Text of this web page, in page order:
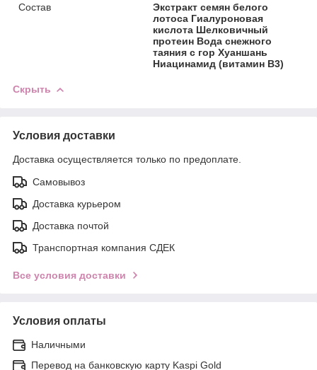
Состав
Экстракт семян белого
лотоса Гиалуроновая
кислота Шелковичный
протеин Вода снежного
таяния с гор Хуаншань
Ниацинамид (витамин B3)
Скрыть
Условия доставки
Доставка осуществляется только по предоплате.
Самовывоз
Доставка курьером
Доставка почтой
Транспортная компания СДЕК
Все условия доставки
Условия оплаты
Наличными
Перевод на банковскую карту Kaspi Gold